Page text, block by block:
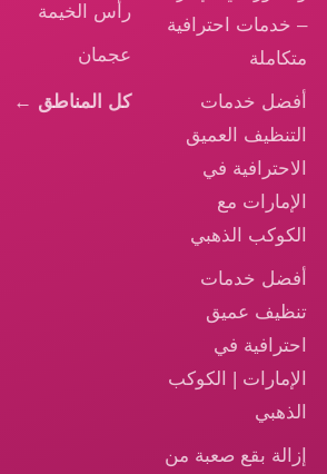
– خدمات احترافية
متكاملة
أفضل خدمات
التنظيف العميق
الاحترافية في
الإمارات مع
الكوكب الذهبي
أفضل خدمات
تنظيف عميق
احترافية في
الإمارات | الكوكب
الذهبي
إزالة بقع صعبة من
رأس الخيمة
عجمان
كل المناطق ←